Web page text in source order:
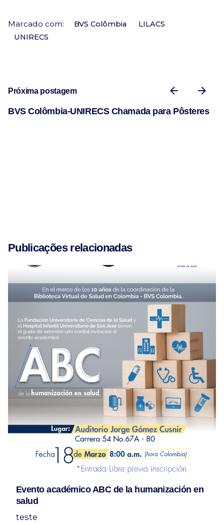
Marcado com: BVS Colômbia
LILACS
UNIRECS
Próxima postagem
BVS Colômbia-UNIRECS Chamada para Pôsteres
Publicações relacionadas
Evento académico ABC de la humanización en
salud
teste